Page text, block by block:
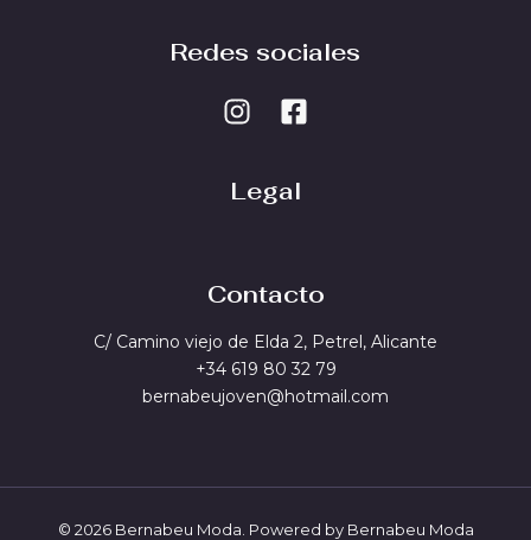
Redes sociales
Legal
Contacto
C/ Camino viejo de Elda 2, Petrel, Alicante
+34 619 80 32 79
bernabeujoven@hotmail.com
© 2026 Bernabeu Moda. Powered by Bernabeu Moda